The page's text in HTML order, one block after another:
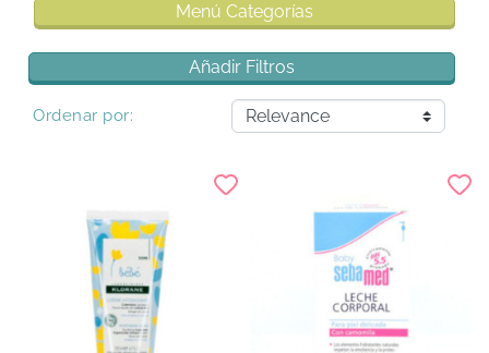
Menú Categorías
Añadir Filtros
Ordenar por: